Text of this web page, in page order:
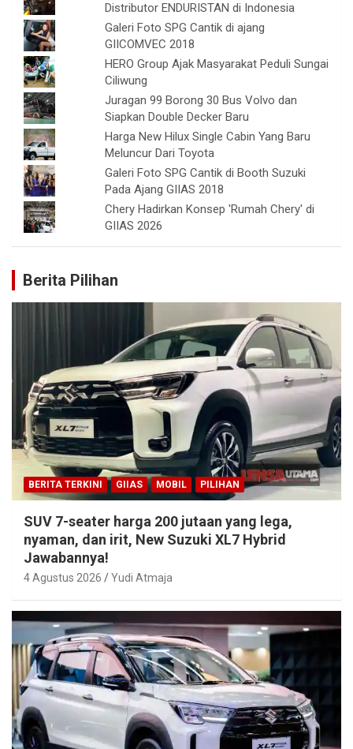
Distributor ENDURISTAN di Indonesia
Galeri Foto SPG Cantik di ajang
GIICOMVEC 2018
HERO Group Ajak Masyarakat Peduli Sungai
Ciliwung
Juragan 99 Borong 30 Bus Volvo dan
Siapkan Double Decker Baru
Harga New Hilux Single Cabin Yang Baru
Meluncur Dari Toyota
Galeri Foto SPG Cantik di Booth Suzuki
Pada Ajang GIIAS 2018
Chery Hadirkan Konsep 'Rumah Chery' di
GIIAS 2026
Berita Pilihan
BERITA TERKINI GIIAS MOBIL PILIHAN
SUV 7-seater harga 200 jutaan yang lega,
nyaman, dan irit, New Suzuki XL7 Hybrid
Jawabannya!
4 Agustus 2026 Yudi Atmaja